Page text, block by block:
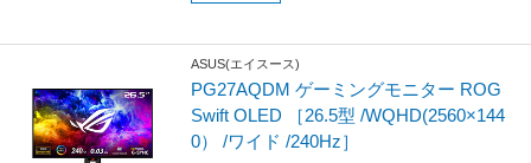
ASUS(エイスース)
PG27AQDM ゲーミングモニター ROG
Swift OLED ［26.5型 /WQHD(2560×144
0） /ワイド /240Hz］